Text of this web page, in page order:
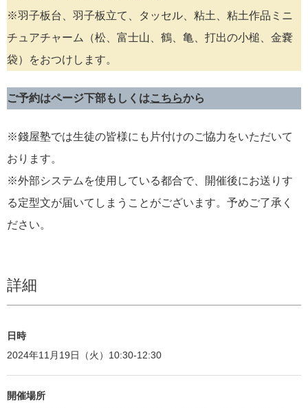
※羽子板台、羽子板立て、タッセル、粘土、粘土作品ミニ
チュアチャーム（松、富士山、鶴、亀、打出の小槌、金嚢
袋）をおつけします。
ご予約はページ下部もしくはこちらから
※錢屋塾では生徒の皆様にも片付けのご協力をいただいて
おります。
※外部システムを使用している都合で、開催後にお送りす
る定型文が届いてしまうことがございます。予めご了承く
ださい。
詳細
日時
2024年11月19日（火）10:30-12:30
開催場所